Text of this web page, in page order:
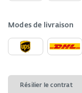
Modes de livraison
Résilier le contrat